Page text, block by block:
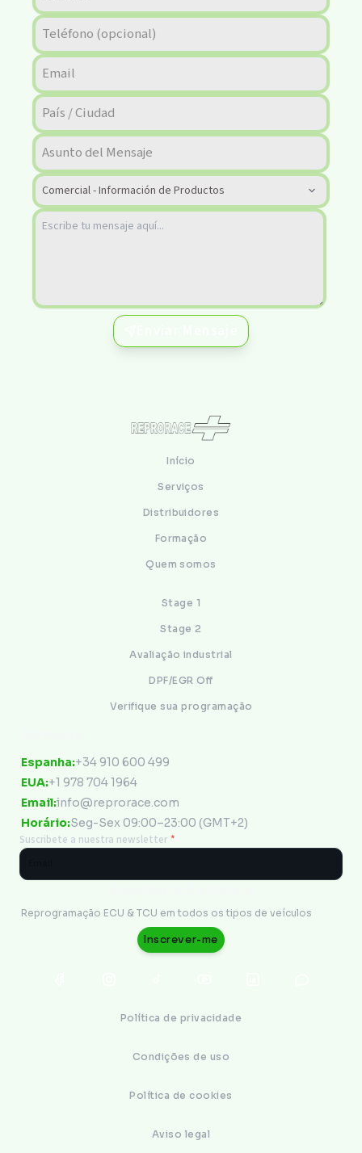
Início
Serviços
Distribuidores
Formação
Quem somos
Stage 1
Stage 2
Avaliação industrial
DPF/EGR Off
Verifique sua programação
Espanha:+34 910 600 499
EUA:+1 978 704 1964
Email:info@reprorace.com
Horário:Seg-Sex 09:00–23:00 (GMT+2)
Suscribete a nuestra newsletter *
Reprogramação ECU & TCU em todos os tipos de veículos
Inscrever-me
Política de privacidade
Condições de uso
Política de cookies
Aviso legal